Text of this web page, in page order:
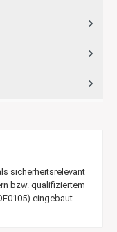
sicherheitsrelevant
bzw. qualifiziertem
eingebaut